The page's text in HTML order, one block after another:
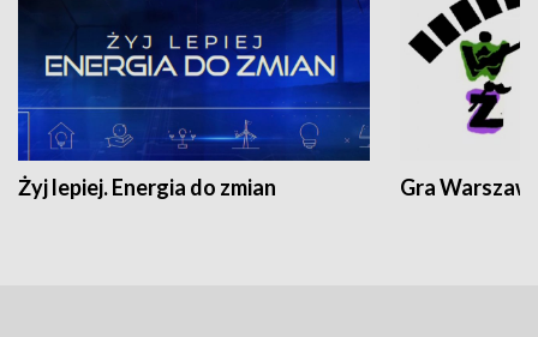
Żyj lepiej. Energia do zmian Gra